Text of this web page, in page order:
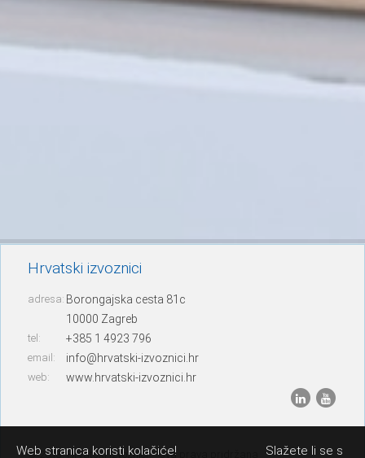
Hrvatski izvoznici
adresa: Borongajska cesta 81c
10000 Zagreb
tel: +385 1 4923 796
email: info@hrvatski-izvoznici.hr
web: www.hrvatski-izvoznici.hr
© 2013. Hrvatski izvoznici – sva prava pridržana
Web stranica koristi kolačiće!
Slažete li se s